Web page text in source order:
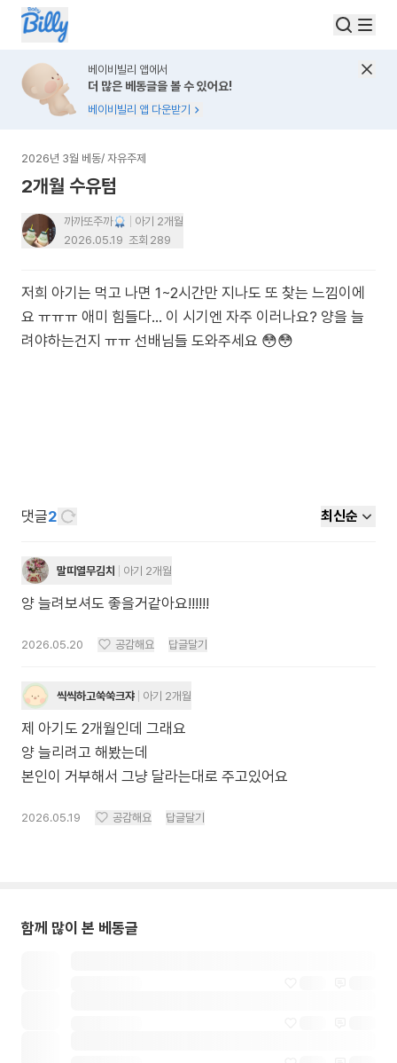
베이비빌리 앱에서
더 많은 베동글을 볼 수 있어요!
베이비빌리 앱 다운받기
2026년 3월 베동/ 자유주제
2개월 수유텀
까까또주까
아기 2개월
2026.05.19 조회 289
저희 아기는 먹고 나면 1~2시간만 지나도 또 찾는 느낌이에
요 ㅠㅠㅠ 애미 힘들다… 이 시기엔 자주 이러나요? 양을 늘
려야하는건지 ㅠㅠ 선배님들 도와주세요 😳😳
댓글2 최신순
말띠열무김치 아기 2개월
양 늘려보셔도 좋을거같아요!!!!!!
2026.05.20 공감해요 답글달기
씩씩하고쑥쑥크쟈 아기 2개월
제 아기도 2개월인데 그래요
양 늘리려고 해봤는데
본인이 거부해서 그냥 달라는대로 주고있어요
2026.05.19 공감해요 답글달기
함께 많이 본 베동글